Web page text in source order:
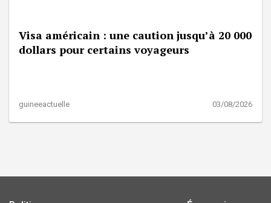
Visa américain : une caution jusqu’à 20 000
dollars pour certains voyageurs
guineeactuelle 03/08/2026